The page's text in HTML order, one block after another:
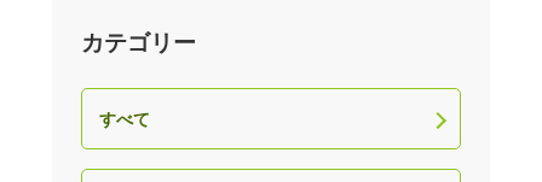
カテゴリー
すべて